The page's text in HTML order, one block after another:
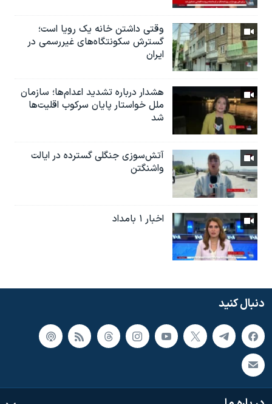
وقتی داشتن خانه یک رویا است؛
گسترش سکونتگاه‌های غیررسمی در
ایران
هشدار درباره تشدید اعدام‌ها؛ سازمان
ملل خواستار پایان سرکوب اقلیت‌ها
شد
آتش‌سوزی جنگلی گسترده در ایالت
واشنگتن
اخبار ۱ بامداد
دنبال کنید